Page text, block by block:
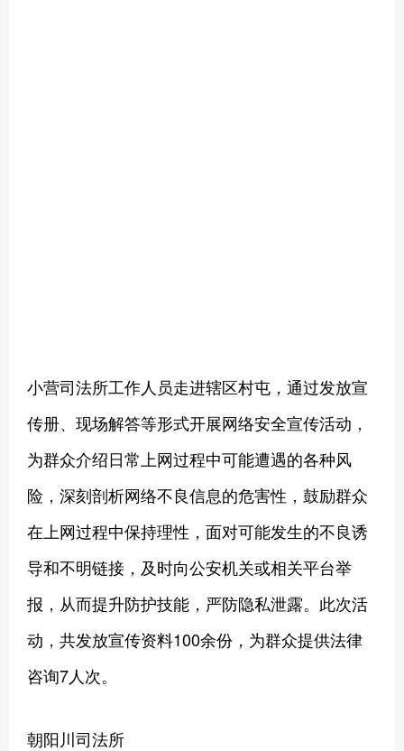
小营司法所工作人员走进辖区村屯，通过发放宣
传册、现场解答等形式开展网络安全宣传活动，
为群众介绍日常上网过程中可能遭遇的各种风
险，深刻剖析网络不良信息的危害性，鼓励群众
在上网过程中保持理性，面对可能发生的不良诱
导和不明链接，及时向公安机关或相关平台举
报，从而提升防护技能，严防隐私泄露。此次活
动，共发放宣传资料100余份，为群众提供法律
咨询7人次。
朝阳川司法所